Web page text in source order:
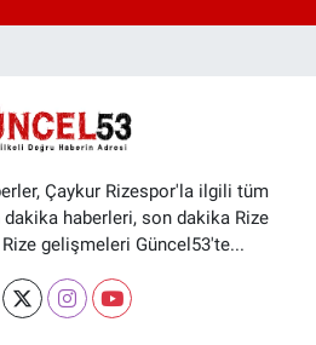
Çaykur Rizespor'la ilgili tüm
haberleri, son dakika Rize
gelişmeleri Güncel53'te...